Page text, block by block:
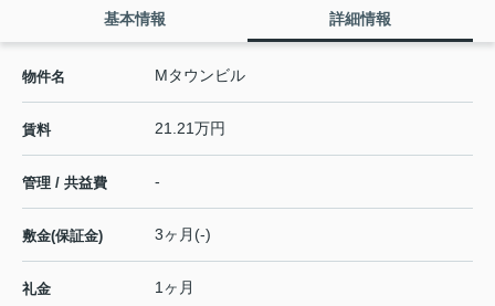
基本情報 詳細情報
物件名 Mタウンビル
賃料 21.21万円
管理 / 共益費 -
敷金(保証金) 3ヶ月(-)
礼金 1ヶ月